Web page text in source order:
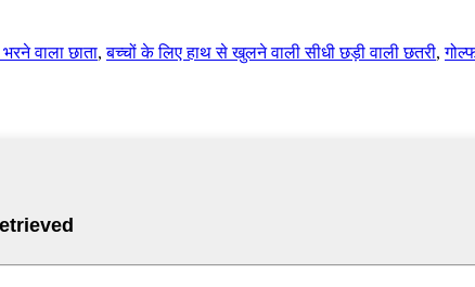
वाला छाता,बच्चों के लिए हाथ से खुलने वाली सीधी छड़ी वाली छतरी,